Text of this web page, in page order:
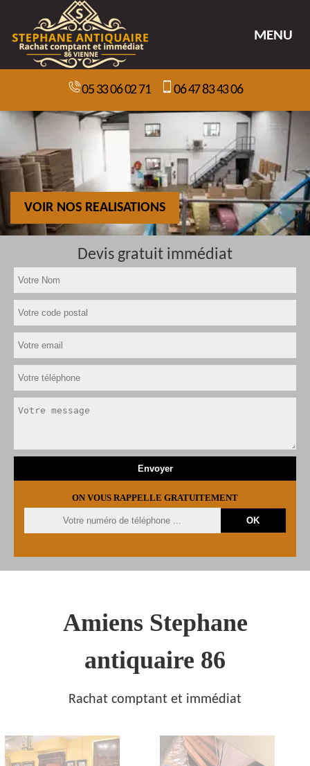
MENU
05 33 06 02 71 06 47 83 43 06
VOIR NOS REALISATIONS
Devis gratuit immédiat
ON VOUS RAPPELLE GRATUITEMENT
Amiens Stephane
antiquaire 86
Rachat comptant et immédiat